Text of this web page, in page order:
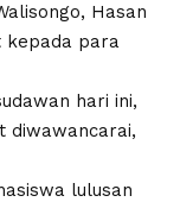
, Hasan
kepada para
hari ini,
diwawancarai,
lulusan